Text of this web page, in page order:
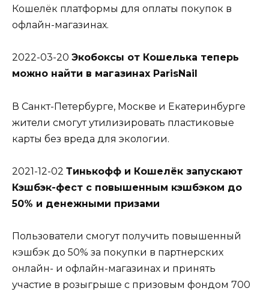
Кошелёк платформы для оплаты покупок в
офлайн-магазинах.
2022-03-20 Экобоксы от Кошелька теперь
можно найти в магазинах ParisNail
В Санкт-Петербурге, Москве и Екатеринбурге
жители смогут утилизировать пластиковые
карты без вреда для экологии.
2021-12-02 Тинькофф и Кошелёк запускают
Кэшбэк-фест с повышенным кэшбэком до
50% и денежными призами
Пользователи смогут получить повышенный
кэшбэк до 50% за покупки в партнерских
онлайн- и офлайн-магазинах и принять
участие в розыгрыше с призовым фондом 700